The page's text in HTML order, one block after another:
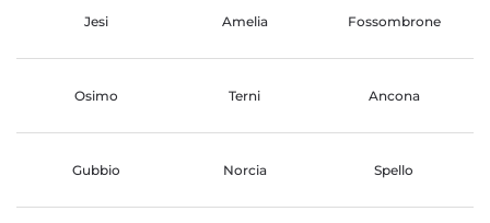
Jesi Amelia Fossombrone
Osimo Terni Ancona
Gubbio Norcia Spello